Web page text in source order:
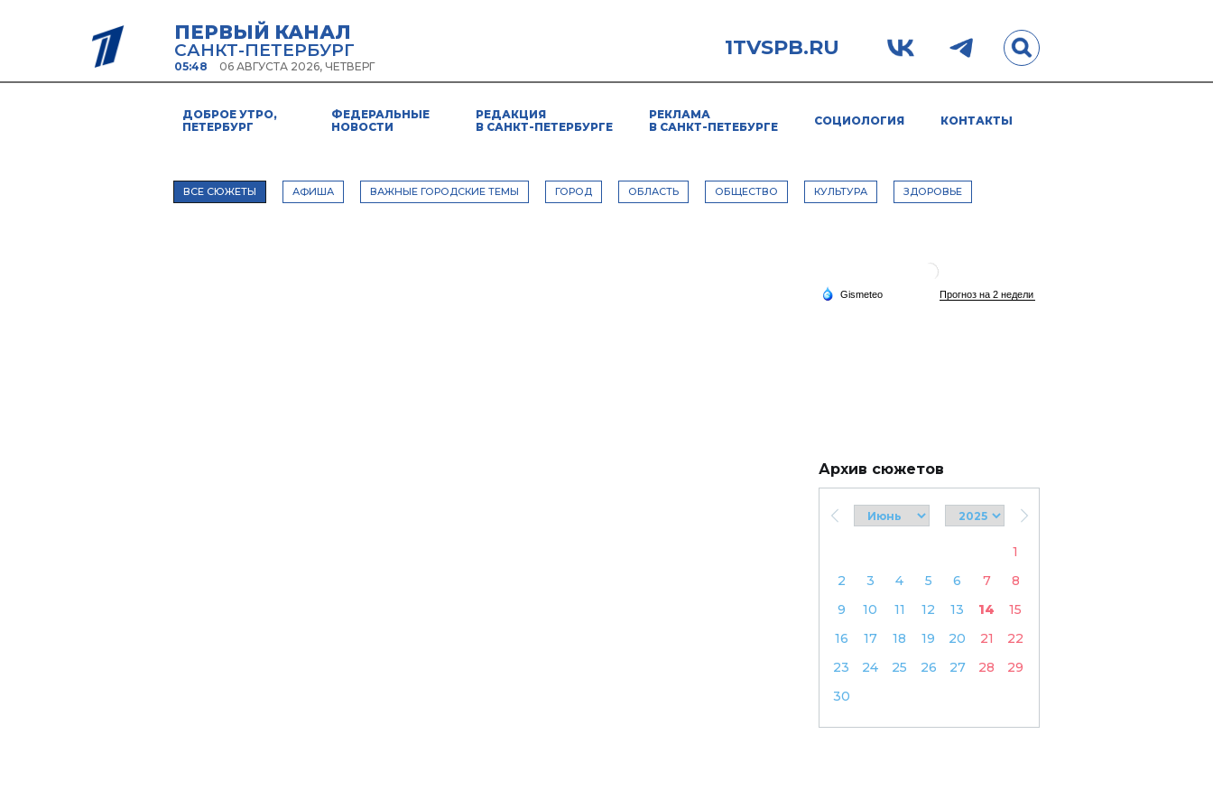
ПЕРВЫЙ КАНАЛ
САНКТ-ПЕТЕРБУРГ
05:48 06 АВГУСТА 2026, ЧЕТВЕРГ
1TVSPB.RU
ДОБРОЕ УТРО,
ПЕТЕРБУРГ
ФЕДЕРАЛЬНЫЕ
НОВОСТИ
РЕДАКЦИЯ
В САНКТ-ПЕТЕРБУРГЕ
РЕКЛАМА
В САНКТ-ПЕТЕБУРГЕ
СОЦИОЛОГИЯ КОНТАКТЫ
ВСЕ СЮЖЕТЫ АФИША ВАЖНЫЕ ГОРОДСКИЕ ТЕМЫ ГОРОД ОБЛАСТЬ ОБЩЕСТВО КУЛЬТУРА ЗДОРОВЬЕ
Архив сюжетов
1
2
3 4 5 6 7
8
9
10 11 12 13 14
15
16
17 18 19 20 21
22
23
24 25 26 27 28
29
30